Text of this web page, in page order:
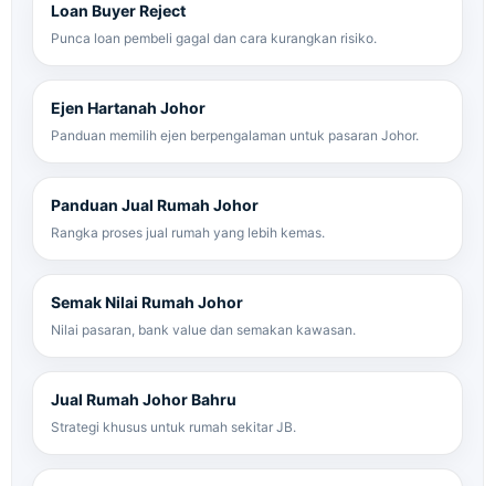
Loan Buyer Reject
Punca loan pembeli gagal dan cara kurangkan risiko.
Ejen Hartanah Johor
Panduan memilih ejen berpengalaman untuk pasaran Johor.
Panduan Jual Rumah Johor
Rangka proses jual rumah yang lebih kemas.
Semak Nilai Rumah Johor
Nilai pasaran, bank value dan semakan kawasan.
Jual Rumah Johor Bahru
Strategi khusus untuk rumah sekitar JB.